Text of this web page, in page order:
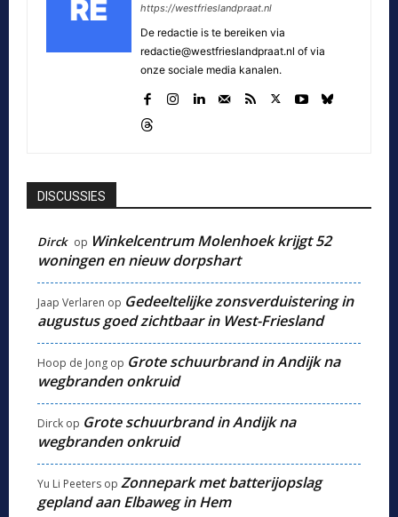
https://westfrieslandpraat.nl
De redactie is te bereiken via
redactie@westfrieslandpraat.nl of via
onze sociale media kanalen.
DISCUSSIES
Dirck op Winkelcentrum Molenhoek krijgt 52
woningen en nieuw dorpshart
Jaap Verlaren op Gedeeltelijke zonsverduistering in
augustus goed zichtbaar in West-Friesland
Hoop de Jong op Grote schuurbrand in Andijk na
wegbranden onkruid
Dirck op Grote schuurbrand in Andijk na
wegbranden onkruid
Yu Li Peeters op Zonnepark met batterijopslag
gepland aan Elbaweg in Hem